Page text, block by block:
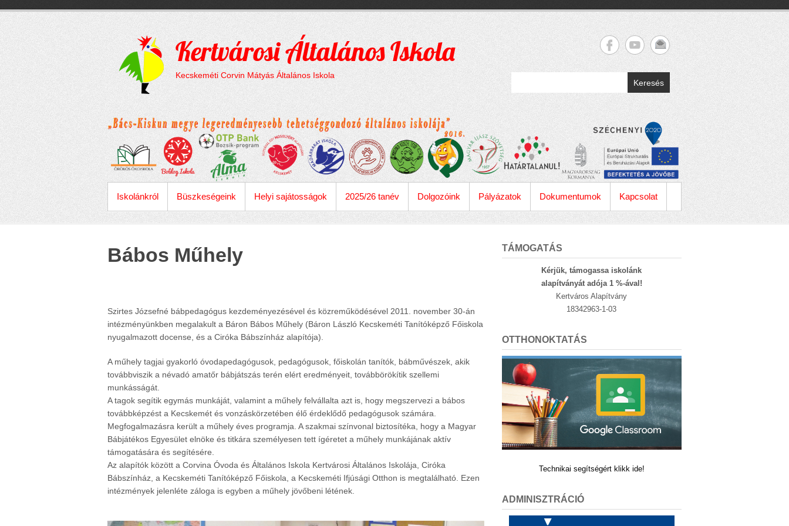
content
Kertvárosi Általános Iskola
Kecskeméti Corvin Mátyás Általános Iskola
Keresés
ELSŐDLEGES MENÜ
Iskolánkról Büszkeségeink Helyi sajátosságok 2025/26 tanév Dolgozóink Pályázatok Dokumentumok Kapcsolat
Bábos Műhely
Szirtes Józsefné bábpedagógus kezdeményezésével és közreműködésével 2011. november 30-án
intézményünkben megalakult a Báron Bábos Műhely (Báron László Kecskeméti Tanítóképző Főiskola
nyugalmazott docense, és a Ciróka Bábszínház alapítója).
A műhely tagjai gyakorló óvodapedagógusok, pedagógusok, főiskolán tanítók, bábművészek, akik
továbbviszik a névadó amatőr bábjátszás terén elért eredményeit, továbbörökítik szellemi
munkásságát.
A tagok segítik egymás munkáját, valamint a műhely felvállalta azt is, hogy megszervezi a bábos
továbbképzést a Kecskemét és vonzáskörzetében élő érdeklődő pedagógusok számára.
Megfogalmazásra került a műhely éves programja. A szakmai színvonal biztosítéka, hogy a Magyar
Bábjátékos Egyesület elnöke és titkára személyesen tett ígéretet a műhely munkájának aktív
támogatására és segítésére.
Az alapítók között a Corvina Óvoda és Általános Iskola Kertvárosi Általános Iskolája, Ciróka
Bábszínház, a Kecskeméti Tanítóképző Főiskola, a Kecskeméti Ifjúsági Otthon is megtalálható. Ezen
intézmények jelenléte záloga is egyben a műhely jövőbeni létének.
TÁMOGATÁS
Kérjük, támogassa iskolánk
alapítványát adója 1 %-ával!
Kertváros Alapítvány
18342963-1-03
OTTHONOKTATÁS
Technikai segítségért klikk ide!
ADMINISZTRÁCIÓ